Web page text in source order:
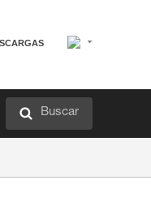
Buscar